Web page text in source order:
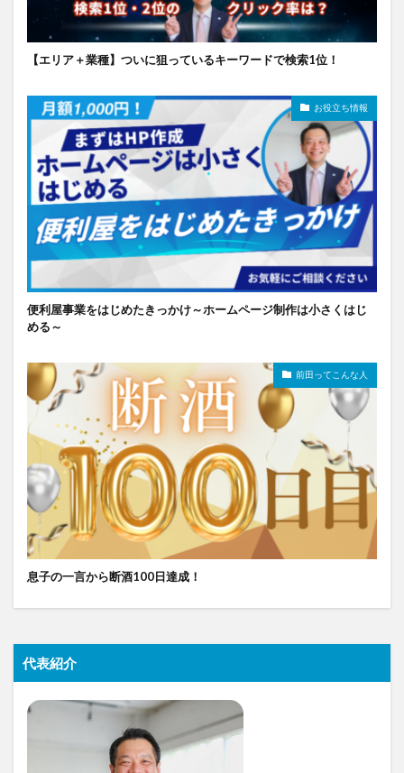
【エリア＋業種】ついに狙っているキーワードで検索1位！
お役立ち情報
便利屋事業をはじめたきっかけ～ホームページ制作は小さくはじ
める～
前田ってこんな人
息子の一言から断酒100日達成！
代表紹介